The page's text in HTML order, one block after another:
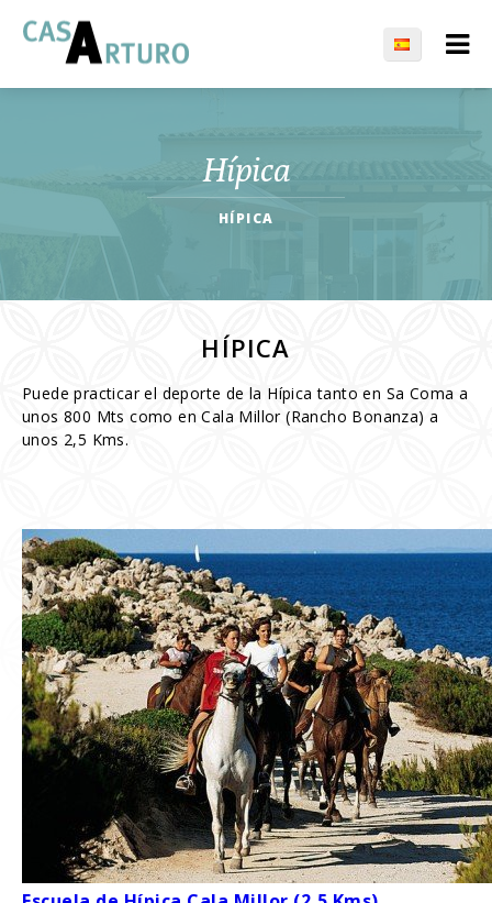
Hípica
HÍPICA
HÍPICA
Puede practicar el deporte de la Hípica tanto en Sa Coma a
unos 800 Mts como en Cala Millor (Rancho Bonanza) a
unos 2,5 Kms.